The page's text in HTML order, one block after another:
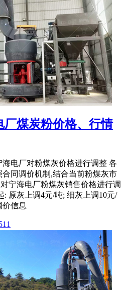
厂煤炭粉价格、行情
电厂对粉煤灰价格进行调整 各
同调价机制,结合当前粉煤灰市
宁海电厂粉煤灰销售价格进行调
: 原灰上调4元/吨; 细灰上调10元/
价信息